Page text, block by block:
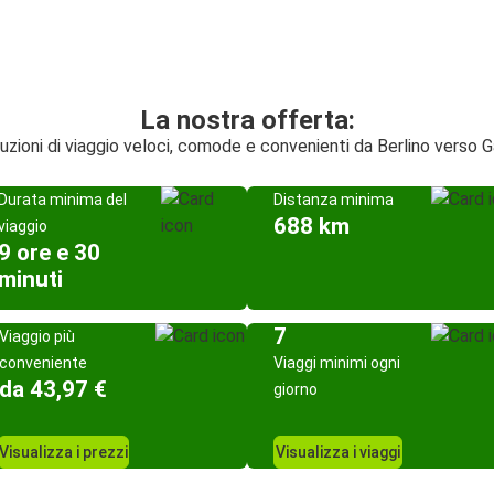
La nostra offerta:
di viaggio veloci, comode e convenienti da Berlino verso
minima del
ore e 30
Distanza minima
688 km
Viaggio più
conveniente
da 43,97 €
Visualizza i prezzi
7
Viaggi minimi ogni
giorno
Visualizza i viaggi